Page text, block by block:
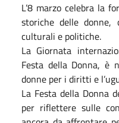
L’8 marzo celebra la
storiche delle donne,
culturali e politiche.
La Giornata
Festa della Donna, è
donne per i diritti e
La Festa della Donna
per riflettere sulle